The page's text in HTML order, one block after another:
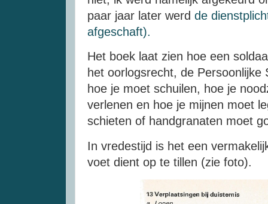
paar jaar later werd de
afgeschaft).
Het boek laat zien hoe een
het oorlogsrecht, de
hoe je moet schuilen, hoe je
verlenen en hoe je mijnen moet
schieten of handgranaten moet
In vredestijd is het een
voet dient op te tillen (zie foto).